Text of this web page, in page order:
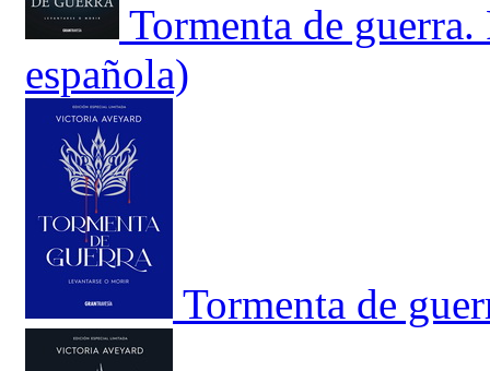
Tormenta de
española)
Tormenta de